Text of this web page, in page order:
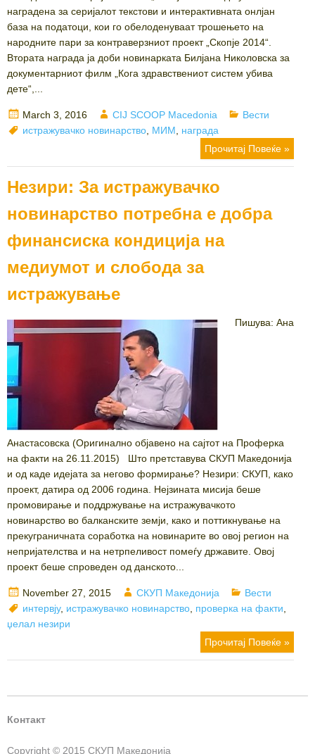
наградена за серијалот текстови и интерактивната онлјан
база на податоци, кои го обелоденуваат трошењето на
народните пари за контраверзниот проект „Скопје 2014“.
Втората награда ја доби новинарката Билјана Николовска за
документарниот филм „Кога здравствениот систем убива
дете“,...
Posted
on
March 3, 2016 Author
CIJ SCOOP Macedonia Categories
Вести
Tags
истражувачко новинарство МИМ
награда
Прочитај Повеќе »
Незири: За истражувачко
новинарство потребна е добра
финансиска кондиција на
медиумот и слобода за
истражување
Пишува: Ана
Анастасовска (Оригинално објавено на сајтот на Проферка
на факти на 26.11.2015) Што претставува СКУП Македонија
и од каде идејата за негово формирање? Незири: СКУП, како
проект, датира од 2006 година. Нејзината мисија беше
промовирање и поддржување на истражувачкото
новинарство во балканските земји, како и поттикнување на
прекуграничната соработка на новинарите во овој регион на
непријателства и на нетрпеливост помеѓу државите. Овој
проект беше спроведен од данското...
Posted
on
November 27, 2015 Author
СКУП Македонија Categories
Вести
Tags
интервју, истражувачко новинарство проверка на факти
џелал незири
Прочитај Повеќе »
Контакт
Copyright © 2015 СКУП Македонија